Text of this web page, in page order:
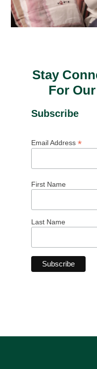
Stay
For
Subscribe
Email Address *
First Name
Last Name